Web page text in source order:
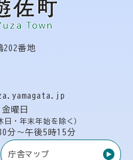
202番地
曜日
日・年末年始を除く）
分〜午後5時15分
庁舎マップ